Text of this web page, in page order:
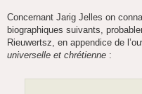
Concernant Jarig Jelles on
biographiques suivants,
Rieuwertsz, en appendice de
universelle et chrétienne :